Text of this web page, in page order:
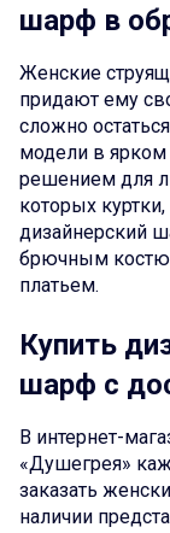
шарф в
Женские
придают ему
сложно
модели в
решением для
которых
дизайнерский
брючным
платьем.
Купить
шарф с
В интернет-
«Душегрея»
заказать
наличии